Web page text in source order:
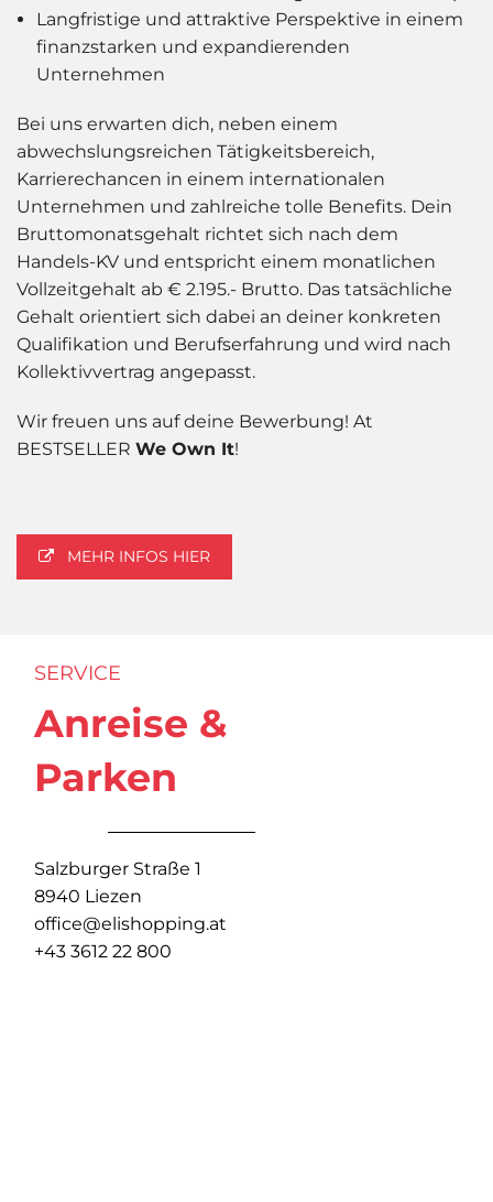
Langfristige und attraktive Perspektive in einem
finanzstarken und expandierenden
Unternehmen
Bei uns erwarten dich, neben einem
abwechslungsreichen Tätigkeitsbereich,
Karrierechancen in einem internationalen
Unternehmen und zahlreiche tolle Benefits. Dein
Bruttomonatsgehalt richtet sich nach dem
Handels-KV und entspricht einem monatlichen
Vollzeitgehalt ab € 2.195.- Brutto. Das tatsächliche
Gehalt orientiert sich dabei an deiner konkreten
Qualifikation und Berufserfahrung und wird nach
Kollektivvertrag angepasst.
Wir freuen uns auf deine Bewerbung! At
BESTSELLER We Own It!
MEHR INFOS HIER
SERVICE
Anreise &
Parken
Salzburger Straße 1
8940 Liezen
office@elishopping.at
+43 3612 22 800